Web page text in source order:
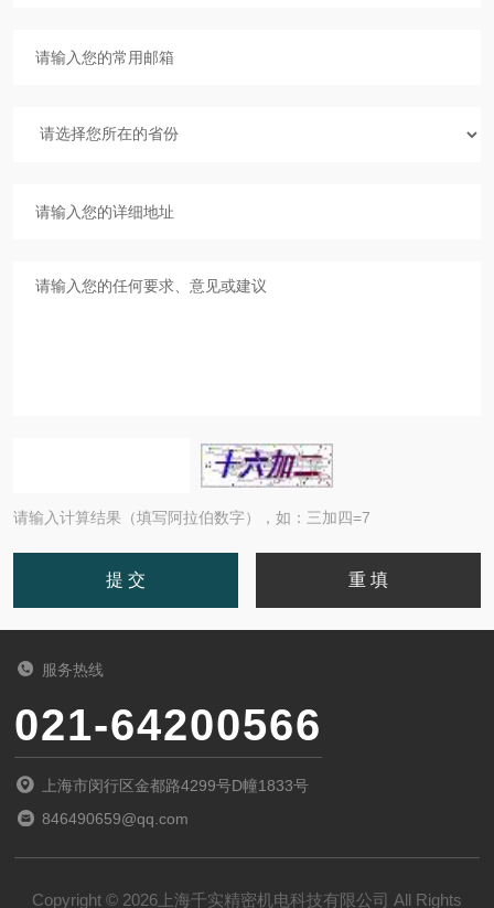
请输入计算结果（填写阿拉伯数字），如：三加四=7
服务热线
021-64200566
上海市闵行区金都路4299号D幢1833号
846490659@qq.com
Copyright © 2026上海千实精密机电科技有限公司 All Rights